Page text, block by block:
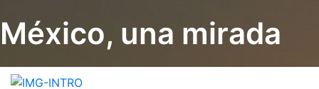
México, una mirada